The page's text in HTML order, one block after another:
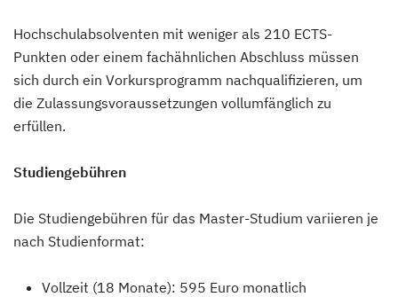
Hochschulabsolventen mit weniger als 210 ECTS-
Punkten oder einem fachähnlichen Abschluss müssen
sich durch ein Vorkursprogramm nachqualifizieren, um
die Zulassungsvoraussetzungen vollumfänglich zu
erfüllen.
Studiengebühren
Die Studiengebühren für das Master-Studium variieren je
nach Studienformat:
Vollzeit (18 Monate): 595 Euro monatlich